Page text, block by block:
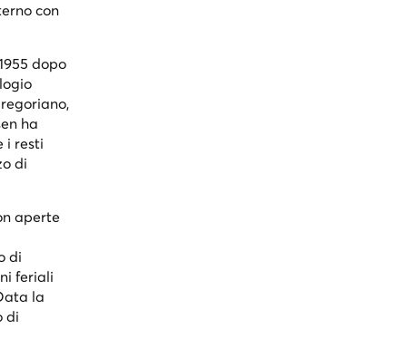
con
dopo
ha
i resti
di
aperte
di
feriali
la
di